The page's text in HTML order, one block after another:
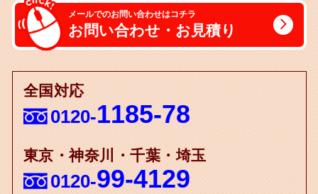
メールでのお問い合わせはコチラ
お問い合わせ・お見積り
全国対応
0120-1185-78
東京・神奈川・千葉・埼玉
0120-99-4129